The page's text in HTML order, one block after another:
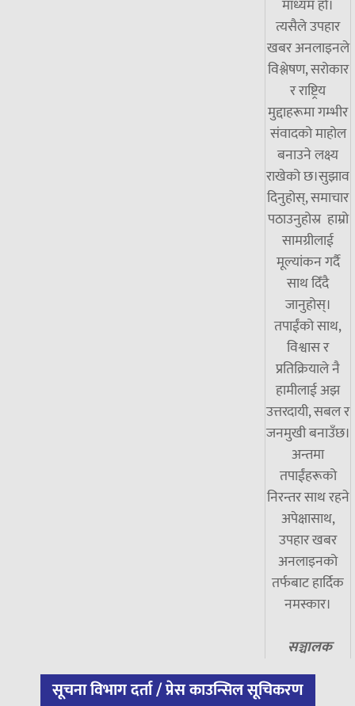
माध्यम हो।
त्यसैले उपहार
खबर अनलाइनले
विश्लेषण, सरोकार
र राष्ट्रिय
मुद्दाहरूमा गम्भीर
संवादको माहोल
बनाउने लक्ष्य
राखेको छ।सुझाव
दिनुहोस्, समाचार
पठाउनुहोस्र हाम्रो
सामग्रीलाई
मूल्यांकन गर्दै
साथ दिँदै
जानुहोस्।
तपाईंको साथ,
विश्वास र
प्रतिक्रियाले नै
हामीलाई अझ
उत्तरदायी, सबल र
जनमुखी बनाउँछ।
अन्तमा
तपाईंहरूको
निरन्तर साथ रहने
अपेक्षासाथ,
उपहार खबर
अनलाइनको
तर्फबाट हार्दिक
नमस्कार।
सञ्चालक
सूचना विभाग दर्ता / प्रेस काउन्सिल सूचिकरण